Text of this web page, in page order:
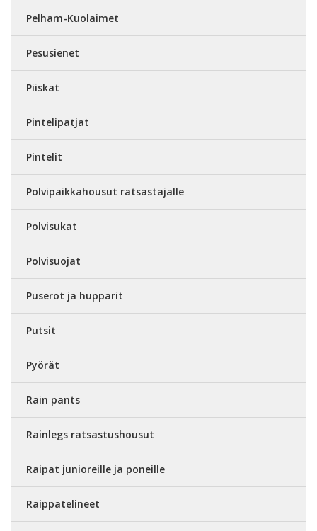
Pelham-Kuolaimet
Pesusienet
Piiskat
Pintelipatjat
Pintelit
Polvipaikkahousut ratsastajalle
Polvisukat
Polvisuojat
Puserot ja hupparit
Putsit
Pyörät
Rain pants
Rainlegs ratsastushousut
Raipat junioreille ja poneille
Raippatelineet